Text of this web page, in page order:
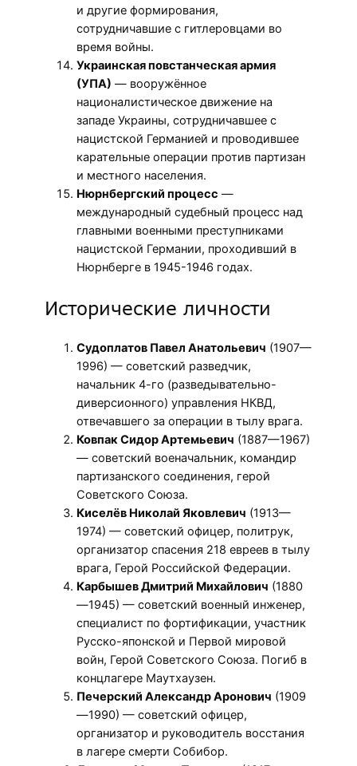
и другие формирования,
сотрудничавшие с гитлеровцами во
время войны.
Украинская повстанческая армия
(УПА) — вооружённое
националистическое движение на
западе Украины, сотрудничавшее с
нацистской Германией и проводившее
карательные операции против партизан
и местного населения.
Нюрнбергский процесс —
международный судебный процесс над
главными военными преступниками
нацистской Германии, проходивший в
Нюрнберге в 1945-1946 годах.
Исторические личности
Судоплатов Павел Анатольевич (1907—
1996) — советский разведчик,
начальник 4-го (разведывательно-
диверсионного) управления НКВД,
отвечавшего за операции в тылу врага.
Ковпак Сидор Артемьевич (1887—1967)
— советский военачальник, командир
партизанского соединения, герой
Советского Союза.
Киселёв Николай Яковлевич (1913—
1974) — советский офицер, политрук,
организатор спасения 218 евреев в тылу
врага, Герой Российской Федерации.
Карбышев Дмитрий Михайлович (1880
—1945) — советский военный инженер,
специалист по фортификации, участник
Русско-японской и Первой мировой
войн, Герой Советского Союза. Погиб в
концлагере Маутхаузен.
Печерский Александр Аронович (1909
—1990) — советский офицер,
организатор и руководитель восстания
в лагере смерти Собибор.